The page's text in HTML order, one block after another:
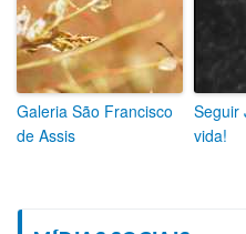
Galeria São Francisco
de Assis
Seguir
vida!